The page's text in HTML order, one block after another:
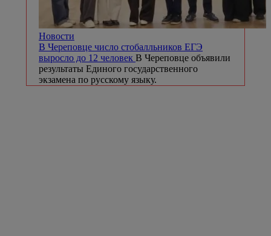
Новости
В Череповце число стобалльников ЕГЭ
выросло до 12 человек В Череповце объявили
результаты Единого государственного
экзамена по русскому языку.